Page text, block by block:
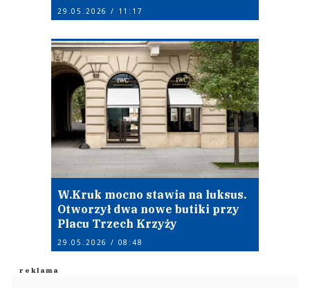
29.05.2026 / 11:17
W.Kruk mocno stawia na luksus.
Otworzył dwa nowe butiki przy
Placu Trzech Krzyży
29.05.2026 / 08:48